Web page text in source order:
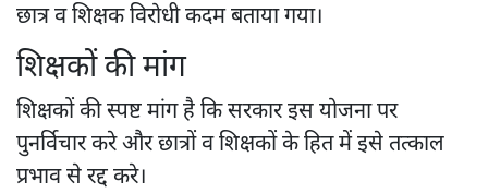
छात्र व शिक्षक विरोधी कदम बताया गया।
शिक्षकों की मांग
शिक्षकों की स्पष्ट मांग है कि सरकार इस योजना पर
पुनर्विचार करे और छात्रों व शिक्षकों के हित में इसे तत्काल
प्रभाव से रद्द करे।